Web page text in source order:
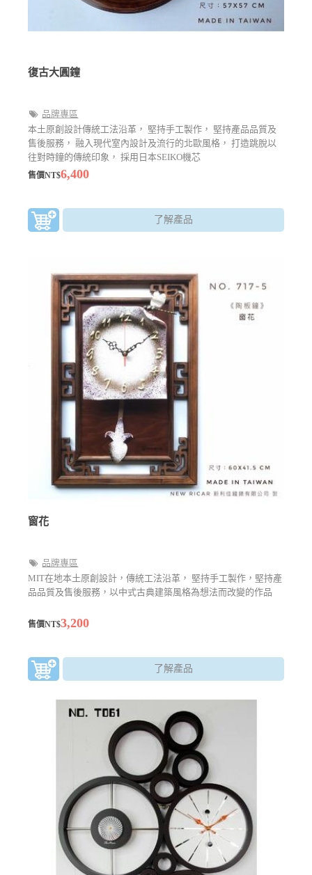
復古大圓鐘
品牌專區
本土原創設計傳統工法沿革， 堅持手工製作， 堅持產品品質及
售後服務， 融入現代室內設計及流行的北歐風格， 打造跳脫以
往對時鐘的傳統印象， 採用日本SEIKO機芯
售價NT$6,400
了解產品
窗花
品牌專區
MIT在地本土原創設計，傳統工法沿革， 堅持手工製作，堅持產
品品質及售後服務，以中式古典建築風格為想法而改變的作品
售價NT$3,200
了解產品